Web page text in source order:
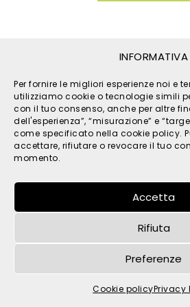
INFORMATIVA
Per fornire le migliori esperienze noi e
utilizziamo cookie o tecnologie simili
con il tuo consenso, anche per altre
dell'esperienza”, “misurazione” e
come specificato nella cookie policy.
accettare, rifiutare o revocare il tuo
momento.
Accetta
Rifiuta
Preferenze
Cookie policyPrivacy
© 2026 TPM s.r.l. - All Rights
IT05121480262 -privacy-